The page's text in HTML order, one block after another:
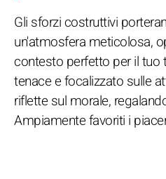
Gli sforzi costruttivi
un'atmosfera meticolosa,
contesto perfetto per il
tenace e focalizzato sulle
riflette sul morale,
Ampiamente favoriti i